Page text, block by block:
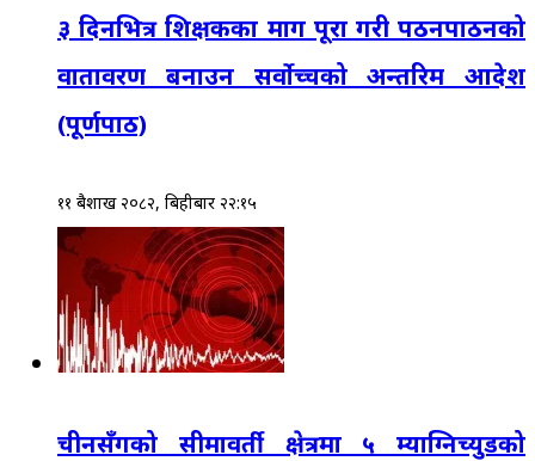
३ दिनभित्र शिक्षकका माग पूरा गरी पठनपाठनको
वातावरण बनाउन सर्वोच्चको अन्तरिम आदेश
(पूर्णपाठ)
११ बैशाख २०८२, बिहीबार २२:१५
चीनसँगको सीमावर्ती क्षेत्रमा ५ म्याग्निच्युडको